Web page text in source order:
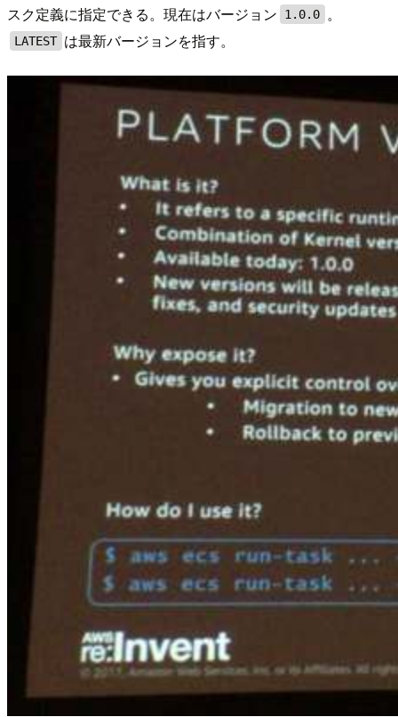
スク定義に指定できる。現在はバージョン
1.0.0 。
LATEST は最新バージョンを指す。